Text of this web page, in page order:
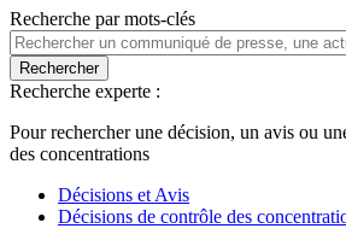
Recherche par mots-clés
Rechercher
Recherche experte :
Pour rechercher une décision, un avis ou
des concentrations
Décisions et Avis
Décisions de contrôle des